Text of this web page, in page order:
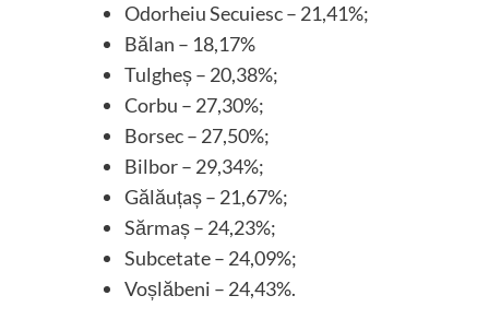
Odorheiu Secuiesc – 21,41%;
Bălan – 18,17%
Tulgheș – 20,38%;
Corbu – 27,30%;
Borsec – 27,50%;
Bilbor – 29,34%;
Gălăuțaș – 21,67%;
Sărmaș – 24,23%;
Subcetate – 24,09%;
Voșlăbeni – 24,43%.